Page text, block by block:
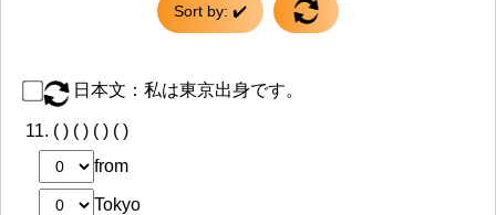
Sort by: ✔️
日本文：私は東京出身です。
11. ( ) ( ) ( ) ( )
from
Tokyo